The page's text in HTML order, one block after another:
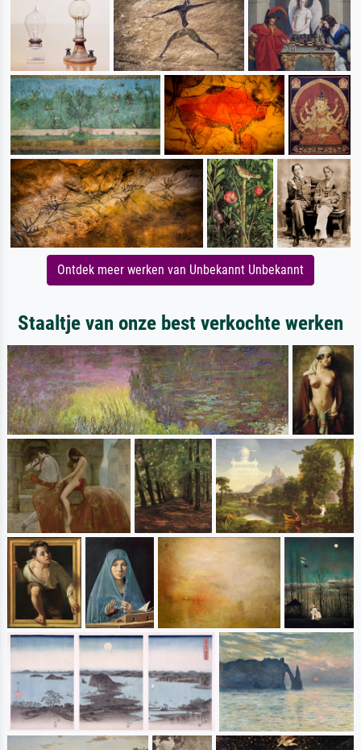
Ontdek meer werken van Unbekannt Unbekannt
Staaltje van onze best verkochte werken